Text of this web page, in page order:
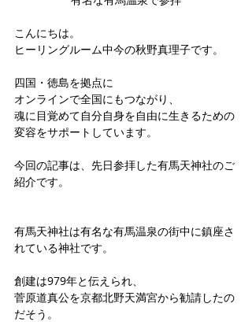
こんにちは。
ヒーリングルーム中今の秋野真理子です。
四国・徳島を拠点に
オンラインで全国にもつながり、
魂に目覚めて自分自身を自由に生きるための
変容をサポートしています。
今回の記事は、先日参拝した有馬天神社のご
紹介です。
有馬天神社は有名な有馬温泉の街中に鎮座さ
れている神社です。
創建は979年と伝えられ、
菅原道真公を京都北野天満宮から勧請したの
だそう。